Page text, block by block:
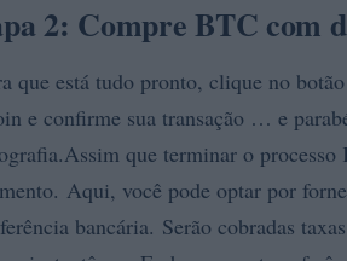
2: Compre BTC com
que está tudo pronto, clique no
e confirme sua transação … e
que terminar o
Aqui, você pode optar por
bancária. Serão cobradas